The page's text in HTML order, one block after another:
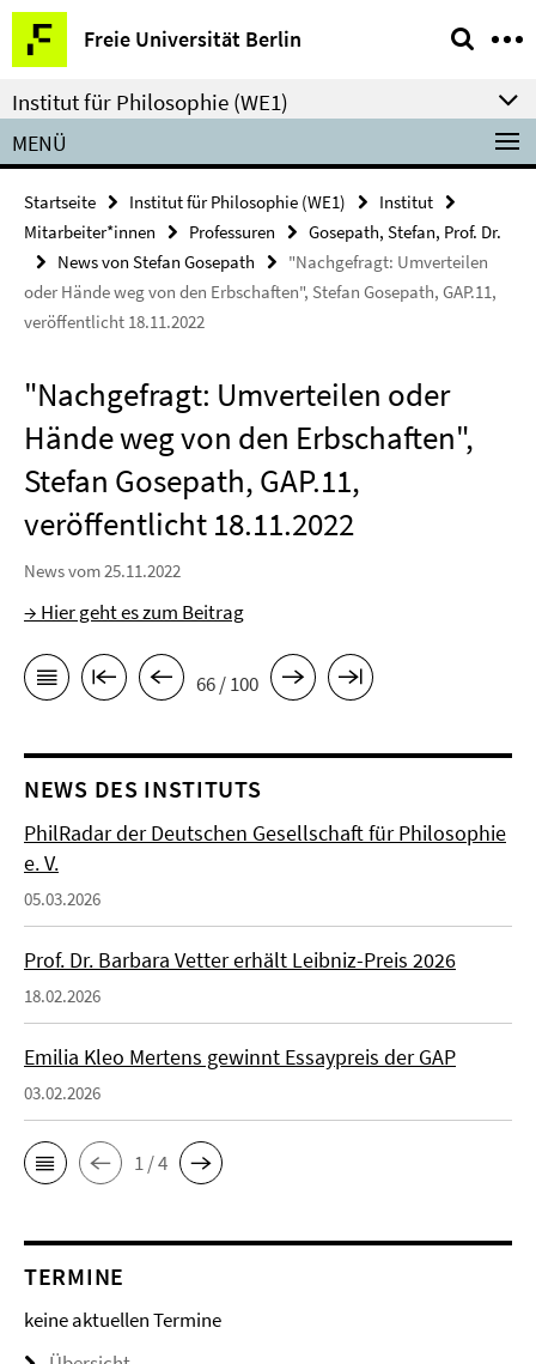
Springe
direkt
zu
Inhalt
Freie Universität Berlin
Service-
Navigation
Institut für Philosophie (WE1)
MENÜ
Startseite Institut für Philosophie (WE1)
Institut
Mitarbeiter*innen
Professuren
Gosepath, Stefan, Prof. Dr.
News von Stefan Gosepath
"Nachgefragt: Umverteilen
oder Hände weg von den Erbschaften", Stefan Gosepath, GAP.11,
veröffentlicht 18.11.2022
"Nachgefragt: Umverteilen oder
Hände weg von den Erbschaften",
Stefan Gosepath, GAP.11,
veröffentlicht 18.11.2022
News vom 25.11.2022
→ Hier geht es zum Beitrag
66 / 100
NEWS DES INSTITUTS
PhilRadar der Deutschen Gesellschaft für Philosophie
e. V.
05.03.2026
Prof. Dr. Barbara Vetter erhält Leibniz-Preis 2026
18.02.2026
Emilia Kleo Mertens gewinnt Essaypreis der GAP
03.02.2026
1 / 4
TERMINE
keine aktuellen Termine